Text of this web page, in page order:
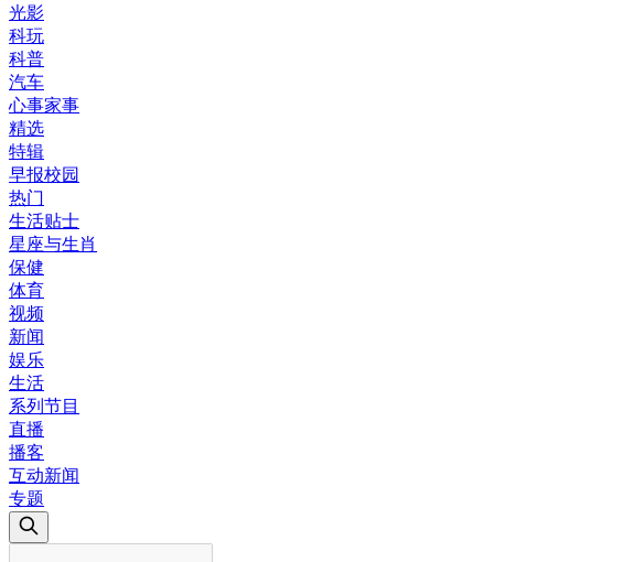
光影
科玩
科普
汽车
心事家事
精选
特辑
早报校园
热门
生活贴士
星座与生肖
保健
体育
视频
新闻
娱乐
生活
系列节目
直播
播客
互动新闻
专题